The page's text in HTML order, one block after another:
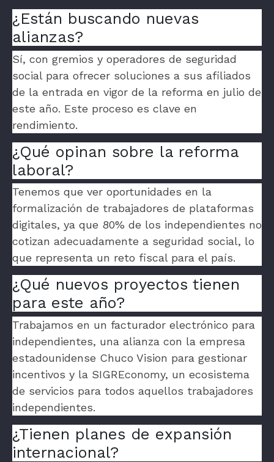
¿Están buscando nuevas
alianzas?
Sí, con gremios y operadores de seguridad
social para ofrecer soluciones a sus afiliados
de la entrada en vigor de la reforma en julio de
este año. Este proceso es clave en
rendimiento.
¿Qué opinan sobre la reforma
laboral?
Tenemos que ver oportunidades en la
formalización de trabajadores de plataformas
digitales, ya que 80% de los independientes no
cotizan adecuadamente a seguridad social, lo
que representa un reto fiscal para el país.
¿Qué nuevos proyectos tienen
para este año?
Trabajamos en un facturador electrónico para
independientes, una alianza con la empresa
estadounidense Chuco Vision para gestionar
incentivos y la SIGREconomy, un ecosistema
de servicios para todos aquellos trabajadores
independientes.
¿Tienen planes de expansión
internacional?